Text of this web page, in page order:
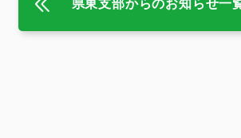
県東支部からのお知らせ一